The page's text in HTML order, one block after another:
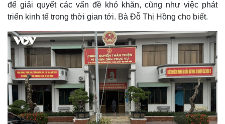
Sức khỏe
Dinh dưỡng - món ngon
Cây thuốc
Sản phụ khoa
Nhi khoa
Nam khoa
Làm đẹp - giảm cân
Phòng mạch online
Ăn sạch sống khỏe
Đời sống
Nhà đẹp
Blog
Tình yêu - Gia đình
để giải quyết các vấn đề khó khăn, cũng như việc phát
triển kinh tế trong thời gian tới. Bà Đỗ Thị Hồng cho biết.